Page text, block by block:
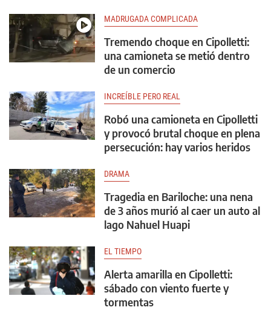
MADRUGADA COMPLICADA
Tremendo choque en Cipolletti:
una camioneta se metió dentro
de un comercio
INCREÍBLE PERO REAL
Robó una camioneta en Cipolletti
y provocó brutal choque en plena
persecución: hay varios heridos
DRAMA
Tragedia en Bariloche: una nena
de 3 años murió al caer un auto al
lago Nahuel Huapi
EL TIEMPO
Alerta amarilla en Cipolletti:
sábado con viento fuerte y
tormentas